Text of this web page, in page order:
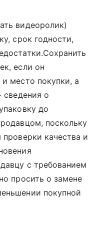
видеоролик)
срок годности,
если он
место покупки, а
сведения о
до
поскольку
качества и
с требованием
просить о замене
покупной